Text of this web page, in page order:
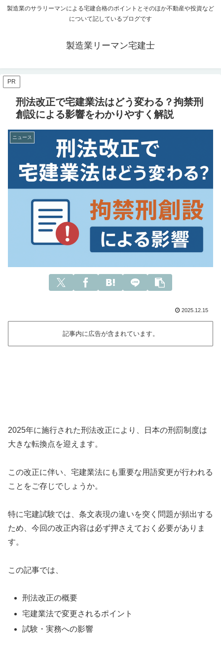
製造業のサラリーマンによる宅建合格のポイントとそのほか不動産や投資など
について記しているブログです
製造業リーマン宅建士
PR
刑法改正で宅建業法はどう変わる？拘禁刑
創設による影響をわかりやすく解説
ニュース
2025.12.15
記事内に広告が含まれています。
2025年に施行された刑法改正により、日本の刑罰制度は
大きな転換点を迎えます。
この改正に伴い、宅建業法にも重要な用語変更が行われる
ことをご存じでしょうか。
特に宅建試験では、条文表現の違いを突く問題が頻出する
ため、今回の改正内容は必ず押さえておく必要がありま
す。
この記事では、
刑法改正の概要
宅建業法で変更されるポイント
試験・実務への影響